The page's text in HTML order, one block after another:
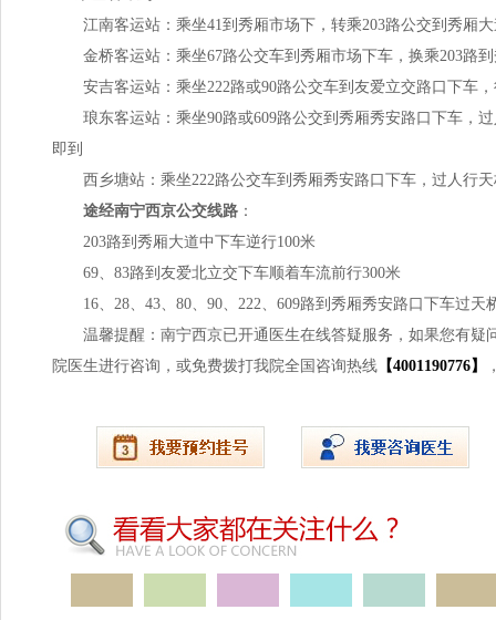
江南客运站：乘坐41到秀厢市场下，转乘203路公交到秀厢大
金桥客运站：乘坐67路公交车到秀厢市场下车，换乘203路到
安吉客运站：乘坐222路或90路公交车到友爱立交路口下车，
琅东客运站：乘坐90路或609路公交到秀厢秀安路口下车，过
即到
西乡塘站：乘坐222路公交车到秀厢秀安路口下车，过人行天
途经南宁西京公交线路 ：
203路到秀厢大道中下车逆行100米
69、83路到友爱北立交下车顺着车流前行300米
16、28、43、80、90、222、609路到秀厢秀安路口下车过天
温馨提醒：南宁西京已开通医生在线答疑服务，如果您有疑
院医生进行咨询，或免费拨打我院全国咨询热线 【4001190776】